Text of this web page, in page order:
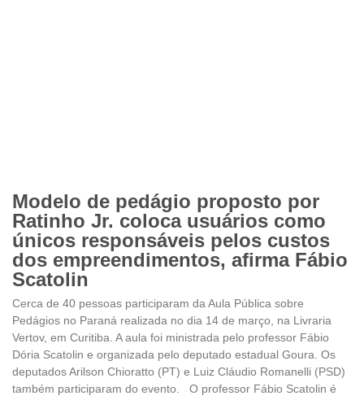
Modelo de pedágio proposto por
Ratinho Jr. coloca usuários como
únicos responsáveis pelos custos
dos empreendimentos, afirma Fábio
Scatolin
Cerca de 40 pessoas participaram da Aula Pública sobre
Pedágios no Paraná realizada no dia 14 de março, na Livraria
Vertov, em Curitiba. A aula foi ministrada pelo professor Fábio
Dória Scatolin e organizada pelo deputado estadual Goura. Os
deputados Arilson Chioratto (PT) e Luiz Cláudio Romanelli (PSD)
também participaram do evento. O professor Fábio Scatolin é